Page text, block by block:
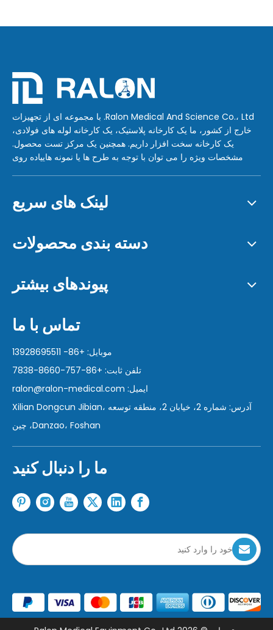
Ralon Medical And Science Co.، Ltd. با مجموعه ای از تجهیزات
خارج از کشور، ما یک کارخانه پلاستیک، یک کارخانه لوله های فولادی،
یک کارخانه سخت افزار داریم. همچنین یک مرکز تست محصول.
مشخصات ویژه را می توان با توجه به طرح ها یا نمونه هاییاده روی
لینک های سریع
دسته بندی محصولات
پیوندهای بیشتر
تماس با ما
موبایل: +86- 13928695511
تلفن ثابت: +86-757-8660-7838
ایمیل: ralon@ralon-medical.com
آدرس: شماره 2، خیابان 2، منطقه توسعه Xilian Dongcun Jibian،
Danzao، Foshan، چین
ما را دنبال کنید